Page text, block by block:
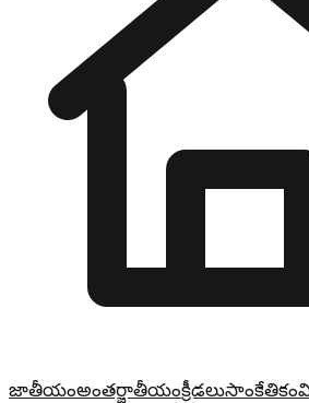
జాతీయంఅంతర్జాతీయంక్రీడలుసాంకేతికం